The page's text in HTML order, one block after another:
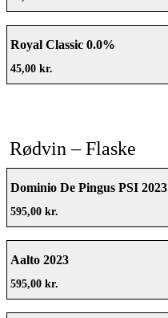
Royal Classic 0.0%
45,00 kr.
Rødvin – Flaske
Dominio De Pingus PSI 2023
595,00 kr.
Aalto 2023
595,00 kr.